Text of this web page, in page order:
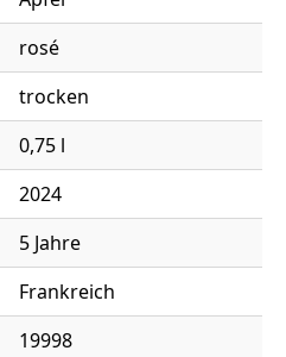
rosé
trocken
0,75 l
2024
5 Jahre
Frankreich
19998